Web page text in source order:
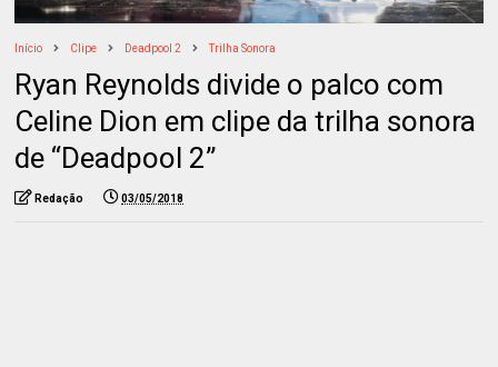
Início Clipe Deadpool 2 Trilha Sonora
Ryan Reynolds divide o palco com
Celine Dion em clipe da trilha sonora
de “Deadpool 2”
Redação 03/05/2018